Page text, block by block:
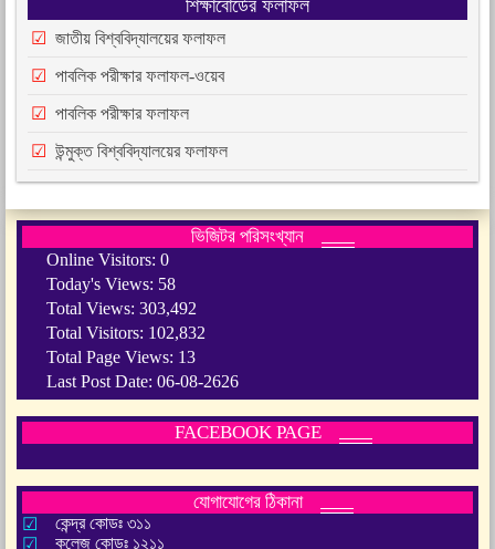
শিক্ষাবোর্ডের ফলাফল
জাতীয় বিশ্ববিদ্যালয়ের ফলাফল
পাবলিক পরীক্ষার ফলাফল-ওয়েব
পাবলিক পরীক্ষার ফলাফল
উন্মুক্ত বিশ্ববিদ্যালয়ের ফলাফল
ভিজিটর পরিসংখ্যান
Online Visitors: 0
Today's Views: 58
Total Views: 303,492
Total Visitors: 102,832
Total Page Views: 13
Last Post Date: 06-08-2626
FACEBOOK PAGE
যোগাযোগের ঠিকানা
কেন্দ্র কোডঃ ৩১১
কলেজ কোডঃ ১২১১